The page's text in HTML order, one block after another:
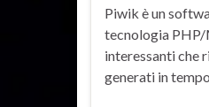
Piwik è un
tecnologia PHP/
interessanti che
generati in